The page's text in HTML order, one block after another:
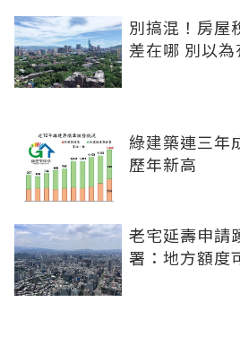
別搞混！房屋
差在哪 別以
綠建築連三年
歷年新高
老宅延壽申請
署：地方額度